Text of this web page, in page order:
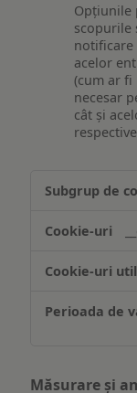
Opțiunile
scopurile
notificare
acelor
(cum ar fi
necesar
cât și
ului
Măsurare și